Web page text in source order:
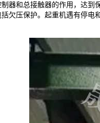
器和总接触器的作用，达
欠压保护。起重机遇有停